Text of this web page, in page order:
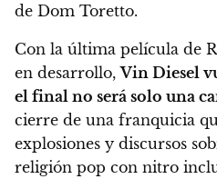
de Dom Toretto.
Con la última película de
en desarrollo,Vin Diesel
el final no será solo una
cierre de una franquicia
explosiones y discursos
religión pop con nitro